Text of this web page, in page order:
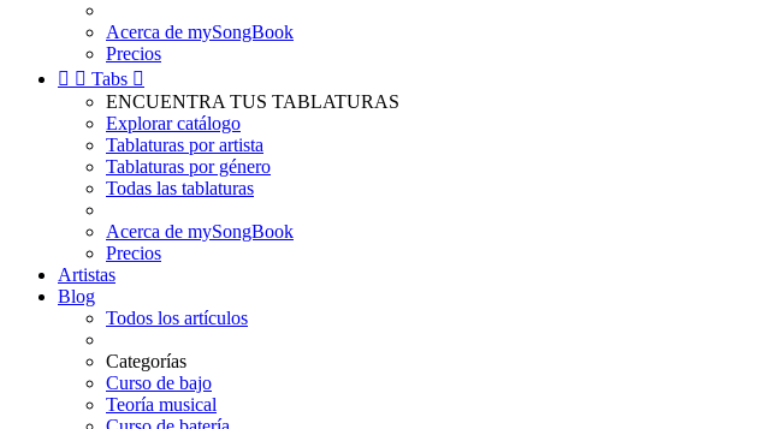
Acerca de mySongBook
Precios
  Tabs 
ENCUENTRA TUS TABLATURAS
Explorar catálogo
Tablaturas por artista
Tablaturas por género
Todas las tablaturas
Acerca de mySongBook
Precios
Artistas
Blog
Todos los artículos
Categorías
Curso de bajo
Teoría musical